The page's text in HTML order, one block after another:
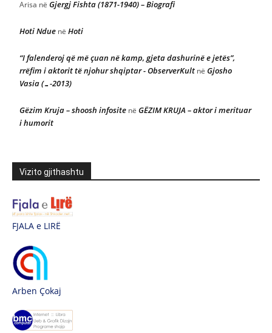
Arisa në Gjergj Fishta (1871-1940) – Biografi
Hoti Ndue në Hoti
“I falenderoj që më çuan në kamp, gjeta dashurinë e jetës”,
rrëfim i aktorit të njohur shqiptar - ObserverKult në Gjosho
Vasia (…-2013)
Gëzim Kruja – shoosh infosite në GËZIM KRUJA – aktor i merituar
i humorit
Vizito gjithashtu
FJALA e LIRË
Arben Çokaj